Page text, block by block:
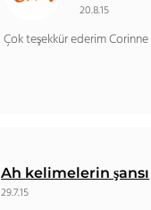
20.8.15
Çok teşekkür ederim
Ah kelimelerin şansı
29.7.15